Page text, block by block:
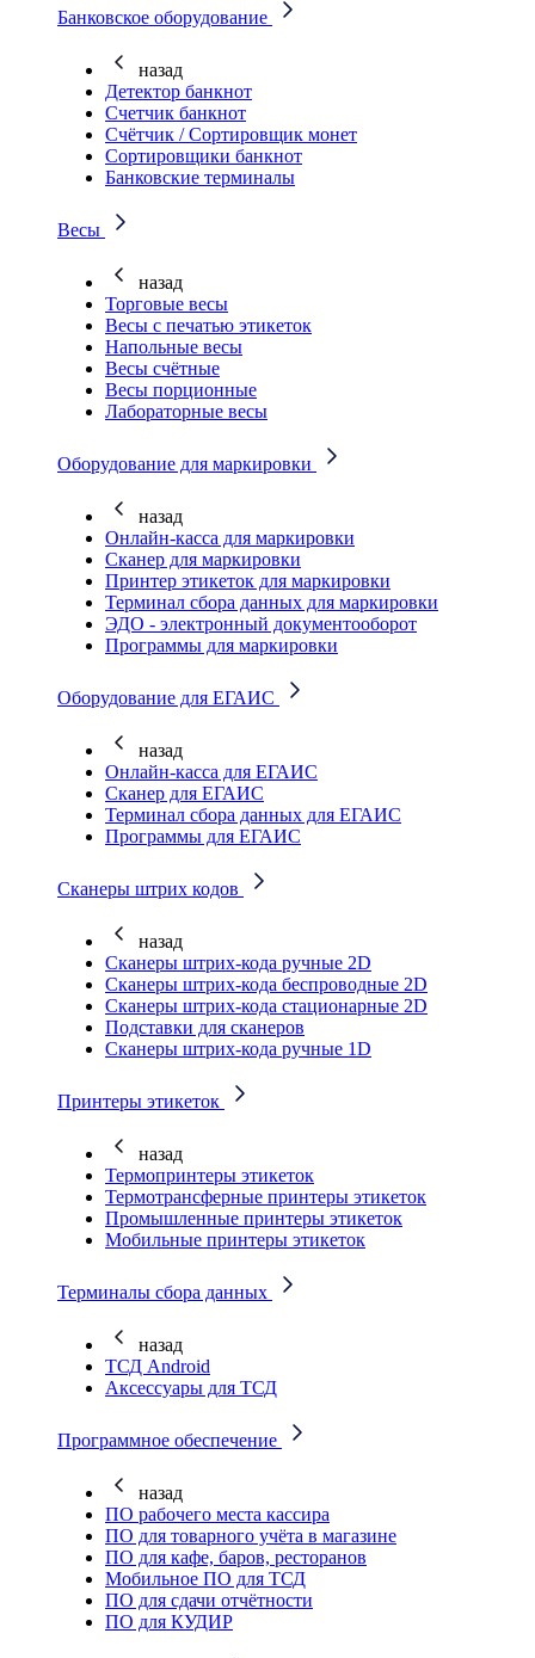
Банковское оборудование
назад
Детектор банкнот
Счетчик банкнот
Счётчик / Сортировщик монет
Сортировщики банкнот
Банковские терминалы
Весы
назад
Торговые весы
Весы с печатью этикеток
Напольные весы
Весы счётные
Весы порционные
Лабораторные весы
Оборудование для маркировки
назад
Онлайн-касса для маркировки
Сканер для маркировки
Принтер этикеток для маркировки
Терминал сбора данных для маркировки
ЭДО - электронный документооборот
Программы для маркировки
Оборудование для ЕГАИС
назад
Онлайн-касса для ЕГАИС
Сканер для ЕГАИС
Терминал сбора данных для ЕГАИС
Программы для ЕГАИС
Сканеры штрих кодов
назад
Сканеры штрих-кода ручные 2D
Сканеры штрих-кода беспроводные 2D
Cканеры штрих-кода стационарные 2D
Подставки для сканеров
Сканеры штрих-кода ручные 1D
Принтеры этикеток
назад
Термопринтеры этикеток
Термотрансферные принтеры этикеток
Промышленные принтеры этикеток
Мобильные принтеры этикеток
Терминалы сбора данных
назад
ТСД Android
Аксессуары для ТСД
Программное обеспечение
назад
ПО рабочего места кассира
ПО для товарного учёта в магазине
ПО для кафе, баров, ресторанов
Мобильное ПО для ТСД
ПО для сдачи отчётности
ПО для КУДИР